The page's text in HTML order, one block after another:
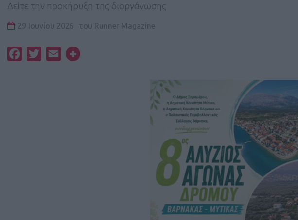
Δείτε την προκήρυξη της διοργάνωσης
29 Ιουνίου 2026 του Runner Magazine
FacebookTwitterEmail